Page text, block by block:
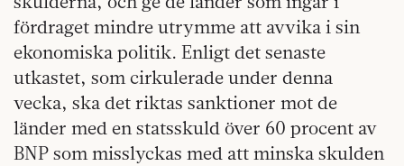
fördraget mindre utrymme att avvika i sin
ekonomiska politik. Enligt det senaste
utkastet, som cirkulerade under denna
vecka, ska det riktas sanktioner mot de
länder med en statsskuld över 60 procent av
BNP som misslyckas med att minska skulden